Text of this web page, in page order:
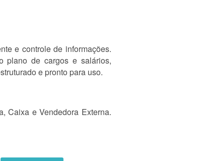
e controle de informações.
plano de cargos e salários,
e pronto para uso.
Caixa e Vendedora Externa.